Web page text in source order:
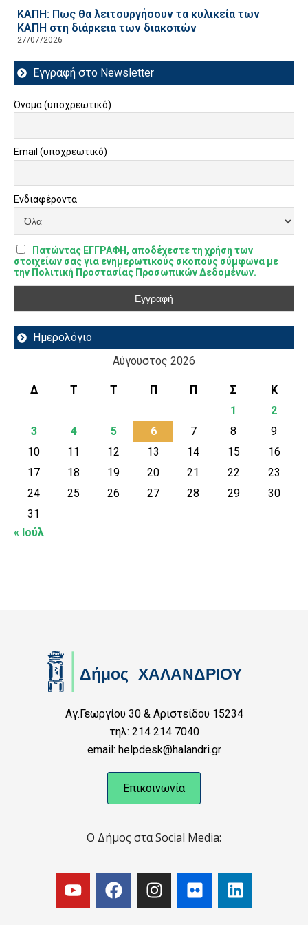
ΚΑΠΗ: Πως θα λειτουργήσουν τα κυλικεία των
ΚΑΠΗ στη διάρκεια των διακοπών
27/07/2026
Εγγραφή στο Newsletter
Όνομα (υποχρεωτικό)
Email (υποχρεωτικό)
Ενδιαφέροντα
Πατώντας ΕΓΓΡΑΦΗ, αποδέχεστε τη χρήση των
στοιχείων σας για ενημερωτικούς σκοπούς σύμφωνα με
την Πολιτική Προστασίας Προσωπικών Δεδομένων.
Ημερολόγιο
Αύγουστος 2026
Δ Τ Τ Π Π Σ
Κ
1
2
3
4 5 6 7 8
9
10
11 12 13 14 15
16
17
18 19 20 21 22
23
24
25 26 27 28 29
30
31
« Ιούλ
Αγ.Γεωργίου 30 & Αριστείδου 15234
τηλ: 214 214 7040
email: helpdesk@halandri.gr
Επικοινωνία
Ο Δήμος στα Social Media: